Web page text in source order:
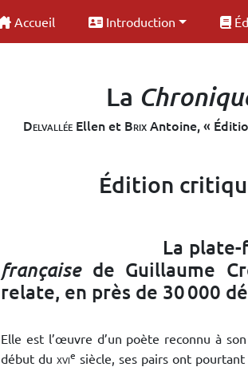
Accueil Introduction
La
Delvallée Ellen et BrixAntoine, «
Édition
La
françaisede Guillaume
relate, en près de 30 000
Elle est l’œuvre d’un poète reconnu à
début du xvie siècle, ses pairs ont